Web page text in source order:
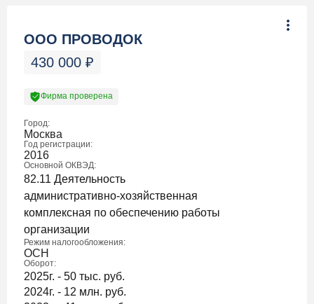
ООО ПРОВОДОК
430 000 ₽
Фирма проверена
Город:
Москва
Год регистрации:
2016
Основной ОКВЭД:
82.11 Деятельность
административно-хозяйственная
комплексная по обеспечению работы
организации
Режим налогообложения:
ОСН
Оборот:
2025г. - 50 тыс. руб.
2024г. - 12 млн. руб.